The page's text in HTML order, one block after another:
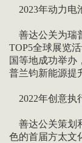
2023年动力电
善达公关为瑞
TOP5全球展览
国等地成功举办
普兰钧新能源提
2022年创意执
善达公关策划
色的首届方太文